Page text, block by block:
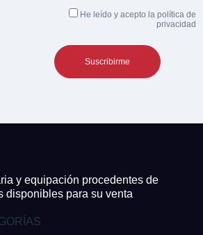
He leído y acepto la política de
privacidad
y equipación procedentes de
disponibles para su venta